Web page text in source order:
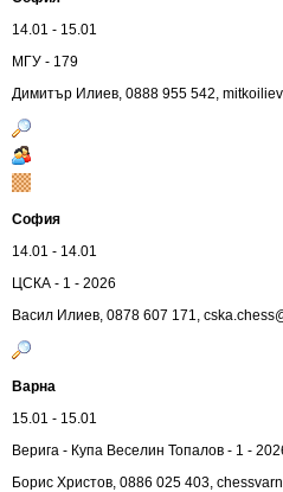
14.01 - 15.01
МГУ - 179
Димитър Илиев, 0888 955 542,
София
14.01 - 14.01
ЦСКА - 1 - 2026
Васил Илиев, 0878 607 171,
Варна
15.01 - 15.01
Верига - Купа Веселин Топалов - 1 -
Борис Христов, 0886 025 403,